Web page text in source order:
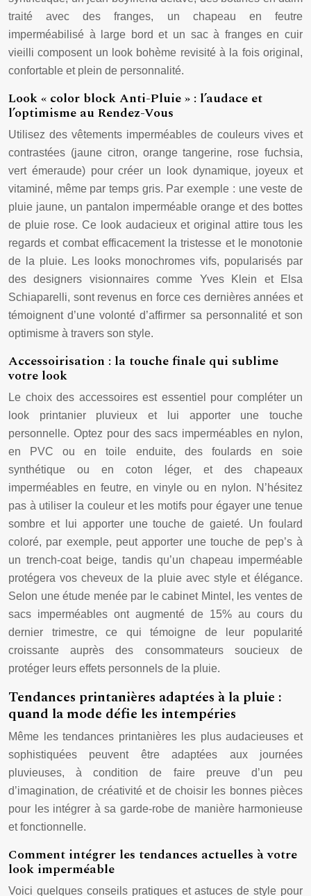
traité avec des franges, un chapeau en feutre
imperméabilisé à large bord et un sac à franges en cuir
vieilli composent un look bohème revisité à la fois original,
confortable et plein de personnalité.
Look « color block Anti-Pluie » : l’audace et
l’optimisme au Rendez-Vous
Utilisez des vêtements imperméables de couleurs vives et
contrastées (jaune citron, orange tangerine, rose fuchsia,
vert émeraude) pour créer un look dynamique, joyeux et
vitaminé, même par temps gris. Par exemple : une veste de
pluie jaune, un pantalon imperméable orange et des bottes
de pluie rose. Ce look audacieux et original attire tous les
regards et combat efficacement la tristesse et le monotonie
de la pluie. Les looks monochromes vifs, popularisés par
des designers visionnaires comme Yves Klein et Elsa
Schiaparelli, sont revenus en force ces dernières années et
témoignent d’une volonté d’affirmer sa personnalité et son
optimisme à travers son style.
Accessoirisation : la touche finale qui sublime
votre look
Le choix des accessoires est essentiel pour compléter un
look printanier pluvieux et lui apporter une touche
personnelle. Optez pour des sacs imperméables en nylon,
en PVC ou en toile enduite, des foulards en soie
synthétique ou en coton léger, et des chapeaux
imperméables en feutre, en vinyle ou en nylon. N’hésitez
pas à utiliser la couleur et les motifs pour égayer une tenue
sombre et lui apporter une touche de gaieté. Un foulard
coloré, par exemple, peut apporter une touche de pep’s à
un trench-coat beige, tandis qu’un chapeau imperméable
protégera vos cheveux de la pluie avec style et élégance.
Selon une étude menée par le cabinet Mintel, les ventes de
sacs imperméables ont augmenté de 15% au cours du
dernier trimestre, ce qui témoigne de leur popularité
croissante auprès des consommateurs soucieux de
protéger leurs effets personnels de la pluie.
Tendances printanières adaptées à la pluie :
quand la mode défie les intempéries
Même les tendances printanières les plus audacieuses et
sophistiquées peuvent être adaptées aux journées
pluvieuses, à condition de faire preuve d’un peu
d’imagination, de créativité et de choisir les bonnes pièces
pour les intégrer à sa garde-robe de manière harmonieuse
et fonctionnelle.
Comment intégrer les tendances actuelles à votre
look imperméable
Voici quelques conseils pratiques et astuces de style pour